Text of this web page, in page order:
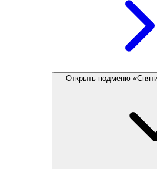
Открыть подменю